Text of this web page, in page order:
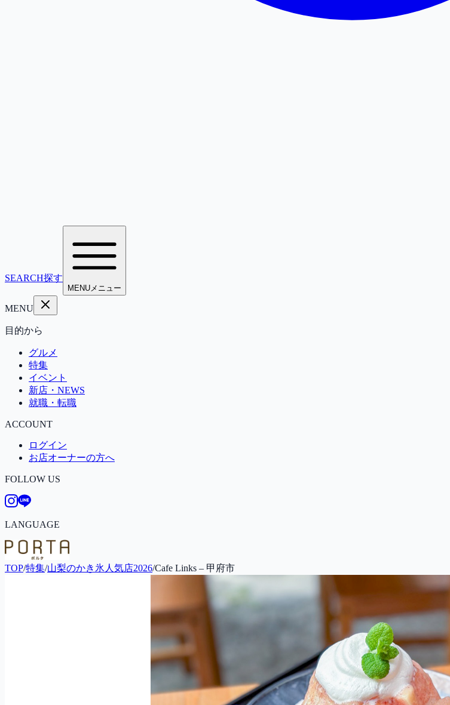
SEARCH探す
MENUメニュー
MENU
目的から
グルメ
特集
イベント
新店・NEWS
就職・転職
ACCOUNT
ログイン
お店オーナーの方へ
FOLLOW US
LANGUAGE
TOP/特集/山梨のかき氷人気店2026/Cafe Links – 甲府市